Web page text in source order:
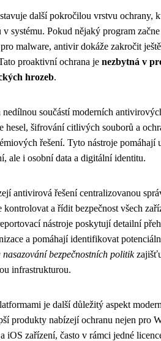
další pokročilou vrstvu ochrany,
systému. Pokud nějaký program
malware, antivir dokáže zakročit
proaktivní ochrana je nezbytná v
hrozeb.
nedílnou součástí moderních
hesel, šifrování citlivých souborů a
řešení. Tyto nástroje pomáhají
ale i osobní data a digitální identitu.
antivirová řešení centralizovanou
kontrolovat a řídit bezpečnost všech
nástroje poskytují detailní
a pomáhají identifikovat
bezpečnostních politik
infrastrukturou.
je další důležitý aspekt
produkty nabízejí ochranu nejen pro
iOS zařízení, často v rámci jedné